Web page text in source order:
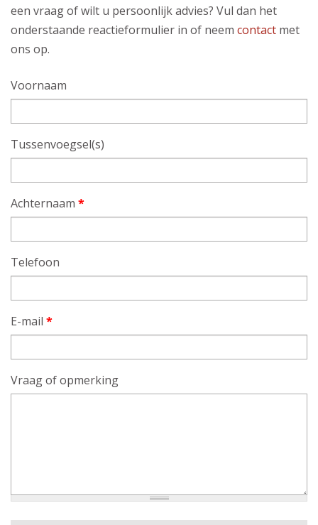
een vraag of wilt u persoonlijk advies? Vul dan het
onderstaande reactieformulier in of neem contact met
ons op.
Voornaam
Tussenvoegsel(s)
Achternaam *
Telefoon
E-mail *
Vraag of opmerking